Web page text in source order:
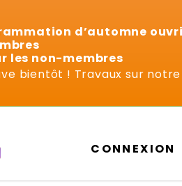
d’automne
les non-membres
bientôt ! Travaux sur
CONNEXION